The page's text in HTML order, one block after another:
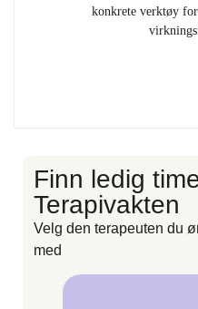
Finn ledig
Terapivakten
Velg den terapeuten du
med
konkrete verktøy